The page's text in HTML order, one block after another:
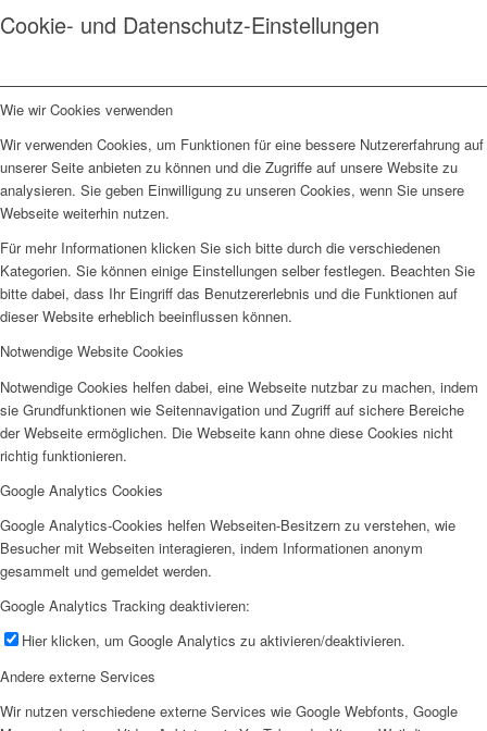
Cookie- und Datenschutz-Einstellungen
Wie wir Cookies verwenden
Wir verwenden Cookies, um Funktionen für eine bessere Nutzererfahrung auf
unserer Seite anbieten zu können und die Zugriffe auf unsere Website zu
analysieren. Sie geben Einwilligung zu unseren Cookies, wenn Sie unsere
Webseite weiterhin nutzen.
Für mehr Informationen klicken Sie sich bitte durch die verschiedenen
Kategorien. Sie können einige Einstellungen selber festlegen. Beachten Sie
bitte dabei, dass Ihr Eingriff das Benutzererlebnis und die Funktionen auf
dieser Website erheblich beeinflussen können.
Notwendige Website Cookies
Notwendige Cookies helfen dabei, eine Webseite nutzbar zu machen, indem
sie Grundfunktionen wie Seitennavigation und Zugriff auf sichere Bereiche
der Webseite ermöglichen. Die Webseite kann ohne diese Cookies nicht
richtig funktionieren.
Google Analytics Cookies
Google Analytics-Cookies helfen Webseiten-Besitzern zu verstehen, wie
Besucher mit Webseiten interagieren, indem Informationen anonym
gesammelt und gemeldet werden.
Google Analytics Tracking deaktivieren:
Hier klicken, um Google Analytics zu aktivieren/deaktivieren.
Andere externe Services
Wir nutzen verschiedene externe Services wie Google Webfonts, Google